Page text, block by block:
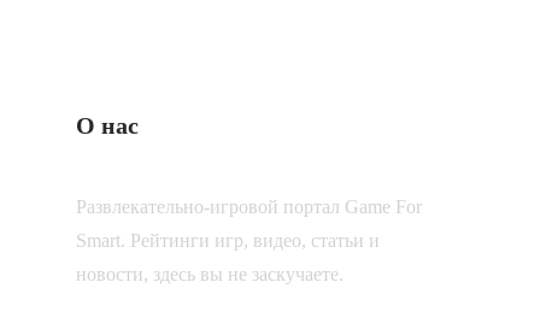
О нас
Развлекательно-игровой портал Game For
Smart. Рейтинги игр, видео, статьи и
новости, здесь вы не заскучаете.